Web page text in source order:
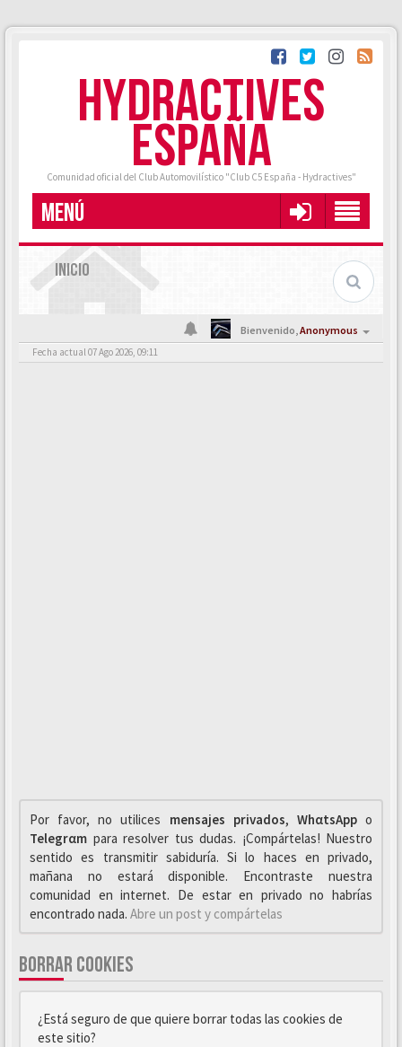
HYDRACTIVES
ESPAÑA
Comunidad oficial del Club Automovilístico "Club C5 España - Hydractives"
MENÚ
INICIO
Bienvenido,Anonymous
Fecha actual 07 Ago 2026, 09:11
Por favor, no utilices mensajes privados, WhαtsAppo
Telegrαm para resolver tus dudas. ¡Compártelas! Nuestro
sentido es transmitir sabiduría. Si lo haces en privado,
mañana no estará disponible. Encontraste nuestra
comunidad en internet. De estar en privado no habrías
encontrado nada. Abre un post y compártelas
BORRAR COOKIES
¿Está seguro de que quiere borrar todas las cookies de
este sitio?